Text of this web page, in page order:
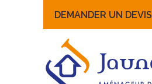
Lancer la rechercheDEMANDER UN DEVIS